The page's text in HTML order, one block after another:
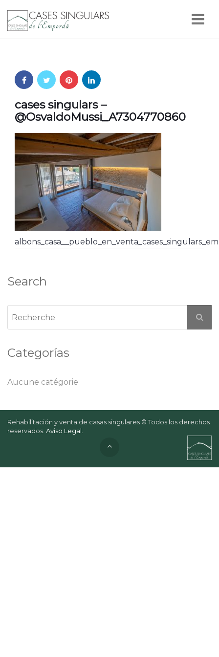
cases singulars –
@OsvaldoMussi_A7304770860
Search
Categorías
Aucune catégorie
Rehabilitación y venta de casas singulares © Todos los derechos
reservados. Aviso Legal